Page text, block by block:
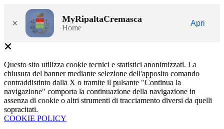
× MyRipaltaCremasca
Home
Apri
Questo sito utilizza cookie tecnici e statistici anonimizzati. La
chiusura del banner mediante selezione dell'apposito comando
contraddistinto dalla X o tramite il pulsante "Continua la
navigazione" comporta la continuazione della navigazione in
assenza di cookie o altri strumenti di tracciamento diversi da quelli
sopracitati.
COOKIE POLICY